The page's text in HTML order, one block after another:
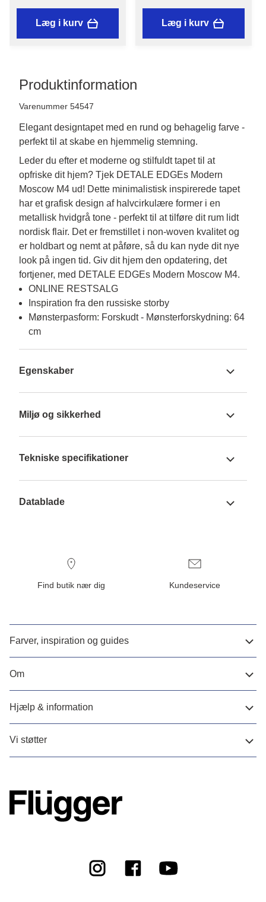
Læg i kurv Læg i kurv
Produktinformation
Varenummer 54547
Elegant designtapet med en rund og behagelig farve -
perfekt til at skabe en hjemmelig stemning.
Leder du efter et moderne og stilfuldt tapet til at
opfriske dit hjem? Tjek DETALE EDGEs Modern
Moscow M4 ud! Dette minimalistisk inspirerede tapet
har et grafisk design af halvcirkulære former i en
metallisk hvidgrå tone - perfekt til at tilføre dit rum lidt
nordisk flair. Det er fremstillet i non-woven kvalitet og
er holdbart og nemt at påføre, så du kan nyde dit nye
look på ingen tid. Giv dit hjem den opdatering, det
fortjener, med DETALE EDGEs Modern Moscow M4.
ONLINE RESTSALG
Inspiration fra den russiske storby
Mønsterpasform: Forskudt - Mønsterforskydning: 64
cm
Egenskaber
Miljø og sikkerhed
Tekniske specifikationer
Datablade
Find butik nær dig Kundeservice
Farver, inspiration og guides
Om
Hjælp & information
Vi støtter